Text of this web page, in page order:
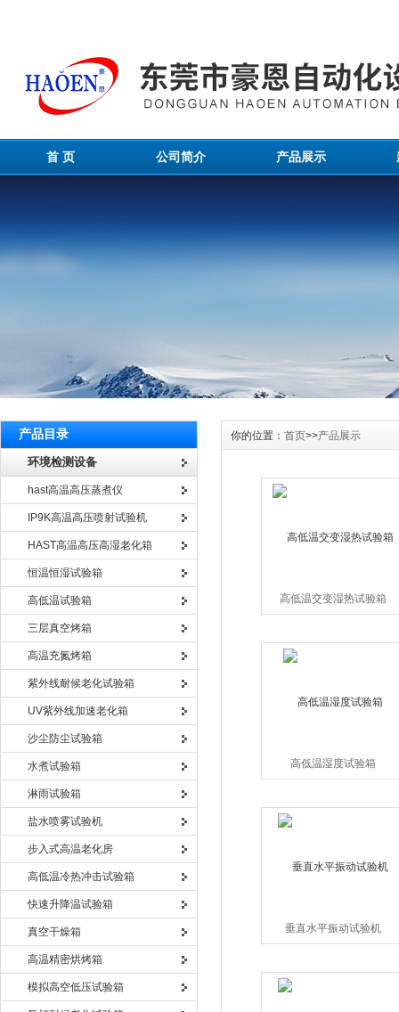
首 页 公司简介 产品展示
产品目录
环境检测设备
hast高温高压蒸煮仪
IP9K高温高压喷射试验机
HAST高温高压高湿老化箱
恒温恒湿试验箱
高低温试验箱
三层真空烤箱
高温充氮烤箱
紫外线耐候老化试验箱
UV紫外线加速老化箱
沙尘防尘试验箱
水煮试验箱
淋雨试验箱
盐水喷雾试验机
步入式高温老化房
高低温冷热冲击试验箱
快速升降温试验箱
真空干燥箱
高温精密烘烤箱
模拟高空低压试验箱
你的位置： 首页>>产品展示
高低温交变湿热试验箱
高低温湿度试验箱
垂直水平振动试验机